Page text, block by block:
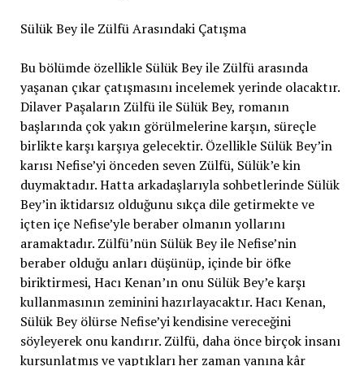
Sülük Bey ile Zülfü Arasındaki Çatışma
Bu bölümde özellikle Sülük Bey ile Zülfü arasında
yaşanan çıkar çatışmasını incelemek yerinde olacaktır.
Dilaver Paşaların Zülfü ile Sülük Bey, romanın
başlarında çok yakın görülmelerine karşın, süreçle
birlikte karşı karşıya gelecektir. Özellikle Sülük Bey’in
karısı Nefise’yi önceden seven Zülfü, Sülük’e kin
duymaktadır. Hatta arkadaşlarıyla sohbetlerinde Sülük
Bey’in iktidarsız olduğunu sıkça dile getirmekte ve
içten içe Nefise’yle beraber olmanın yollarını
aramaktadır. Zülfü’nün Sülük Bey ile Nefise’nin
beraber olduğu anları düşünüp, içinde bir öfke
biriktirmesi, Hacı Kenan’ın onu Sülük Bey’e karşı
kullanmasının zeminini hazırlayacaktır. Hacı Kenan,
Sülük Bey ölürse Nefise’yi kendisine vereceğini
söyleyerek onu kandırır. Zülfü, daha önce birçok insanı
kurşunlatmış ve yaptıkları her zaman yanına kâr